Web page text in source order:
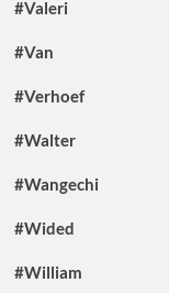
#Valeri
#Van
#Verhoef
#Walter
#Wangechi
#Wided
#William